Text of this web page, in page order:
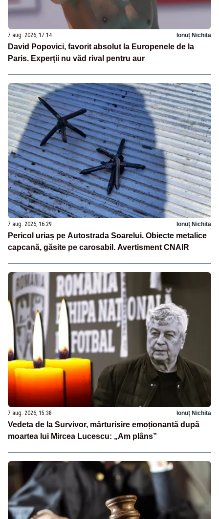
7 aug. 2026, 17:14 Ionuț Nichita
David Popovici, favorit absolut la Europenele de la
Paris. Experții nu văd rival pentru aur
7 aug. 2026, 16:29 Ionuț Nichita
Pericol uriaș pe Autostrada Soarelui. Obiecte metalice
capcană, găsite pe carosabil. Avertisment CNAIR
7 aug. 2026, 15:38 Ionuț Nichita
Vedeta de la Survivor, mărturisire emoționantă după
moartea lui Mircea Lucescu: „Am plâns”